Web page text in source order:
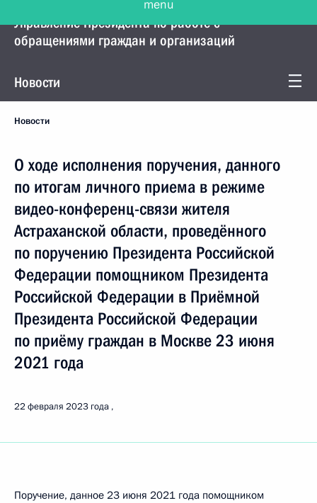
Управление Президента по работе с
обращениями граждан и организаций
Новости
Новости
О ходе исполнения поручения, данного
по итогам личного приема в режиме
видео-конференц-связи жителя
Астраханской области, проведённого
по поручению Президента Российской
Федерации помощником Президента
Российской Федерации в Приёмной
Президента Российской Федерации
по приёму граждан в Москве 23 июня
2021 года
22 февраля 2023 года
Поручение, данное 23 июня 2021 года помощником